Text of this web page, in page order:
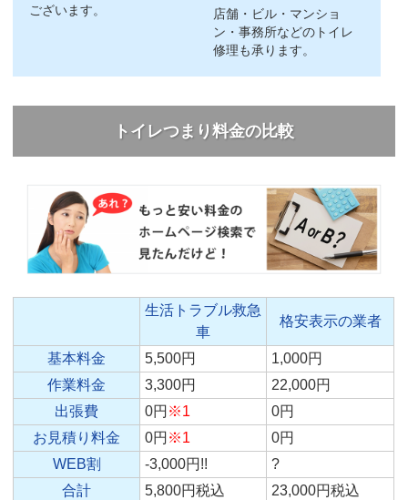
ございます。
店舗・ビル・マンショ
ン・事務所などのトイレ
修理も承ります。
トイレつまり料金の比較
生活トラブル救急
車
格安表示の業者
基本料金 5,500円
1,000円
作業料金
3,300円
22,000円
出張費
0円 ※1
0円
お見積り料金
0円 ※1
0円
WEB割
-3,000円!!
?
合計
5,800円税込 23,000円税込